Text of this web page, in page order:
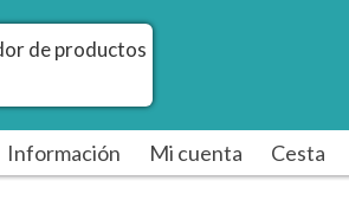
de productos
Información Mi cuenta Cesta